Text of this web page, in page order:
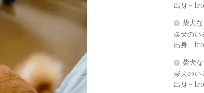
出身 –
柴犬
柴犬のい
出身 –
柴犬
柴犬のい
出身 –